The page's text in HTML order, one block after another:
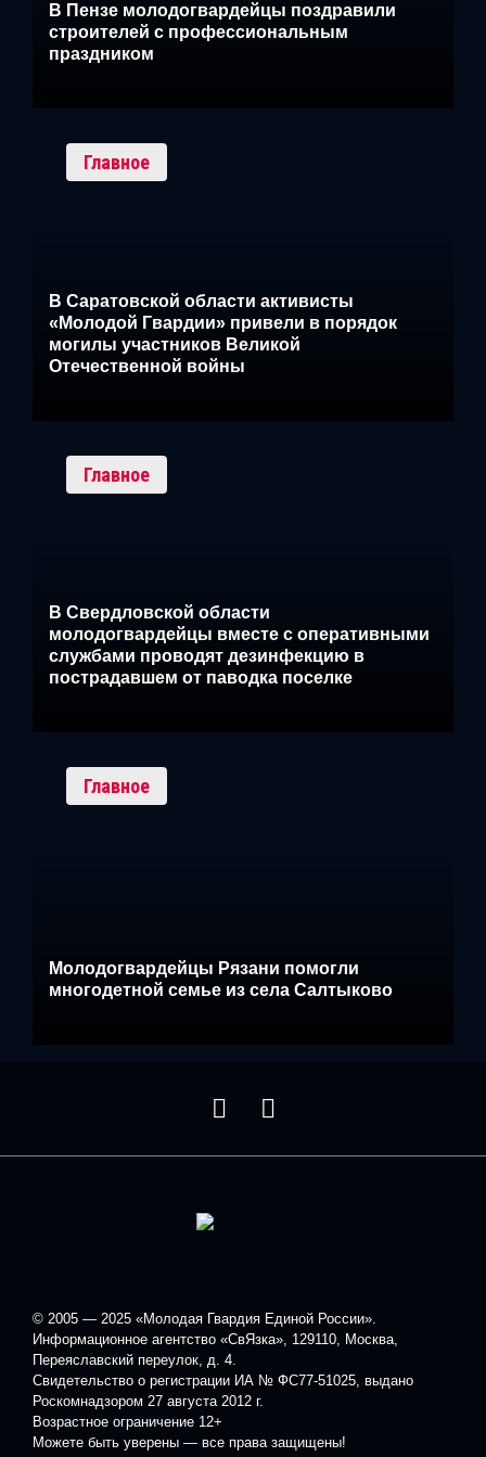
В Пензе молодогвардейцы поздравили
строителей с профессиональным
праздником
Главное
В Саратовской области активисты
«Молодой Гвардии» привели в порядок
могилы участников Великой
Отечественной войны
Главное
В Свердловской области
молодогвардейцы вместе с оперативными
службами проводят дезинфекцию в
пострадавшем от паводка поселке
Главное
Молодогвардейцы Рязани помогли
многодетной семье из села Салтыково
© 2005 — 2025 «Молодая Гвардия Единой России».
Информационное агентство «СвЯзка», 129110, Москва,
Переяславский переулок, д. 4.
Свидетельство о регистрации ИА № ФС77-51025, выдано
Роскомнадзором 27 августа 2012 г.
Возрастное ограничение 12+
Можете быть уверены — все права защищены!